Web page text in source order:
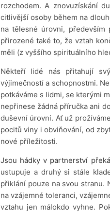
rozchodem. A znovuzískání
citlivější osoby během na
na tělesné úrovni,
přirozené také to, že vztah
měli (z vyššího spirituálního
Někteří lidé nás přitahují
výjimečností a schopnostmi.
potkáváme s lidmi, se kterými
nepřinese žádná příručka ani
duševní úrovni. Ať už
pocitů viny i obviňování, od
nové příležitosti.
Jsou hádky v partnerství
ustupuje a druhý si stále
přiklání pouze na svou stranu.
na vzájemné toleranci,
vztahu jen málokdo vyhne.